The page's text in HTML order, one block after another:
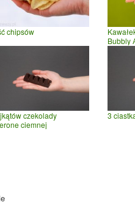
chipsów
Bubbly
czekolady
ciemnej
3